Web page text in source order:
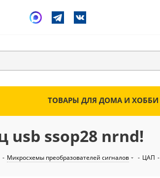
ТОВАРЫ ДЛЯ ДОМА И ХОББИ
usb ssop28 nrnd!
- Микросхемы преобразователей сигналов - ЦАП -